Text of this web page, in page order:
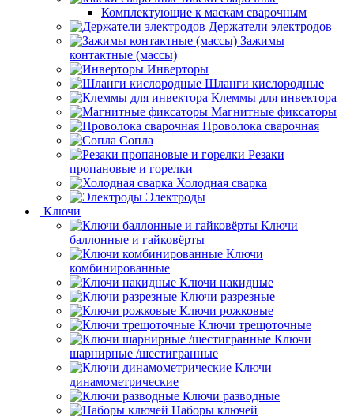
Комплектующие к маскам сварочным
Держатели электродов
Зажимы
контактные (массы)
Инверторы
Шланги кислородные
Клеммы для инвектора
Магнитные фиксаторы
Проволока сварочная
Сопла
Резаки
пропановые и горелки
Холодная сварка
Электроды
Ключи
Ключи
баллонные и гайковёрты
Ключи
комбинированные
Ключи накидные
Ключи разрезные
Ключи рожковые
Ключи трещоточные
Ключи
шарнирные /шестигранные
Ключи
динамометрические
Ключи разводные
Наборы ключей